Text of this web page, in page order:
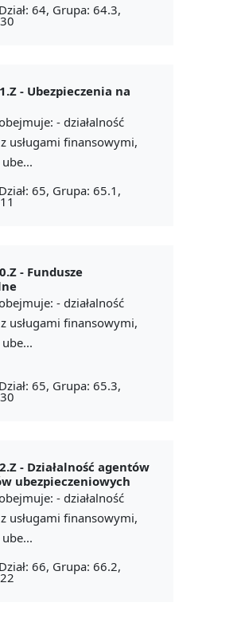
64, Grupa: 64.3,
- Ubezpieczenia na
- działalność
usługami finansowymi,
ube...
65, Grupa: 65.1,
- Fundusze
- działalność
usługami finansowymi,
ube...
65, Grupa: 65.3,
- Działalność agentów
ubezpieczeniowych
- działalność
usługami finansowymi,
ube...
66, Grupa: 66.2,